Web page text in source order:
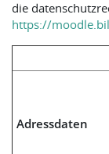
die
https://
Adressdaten